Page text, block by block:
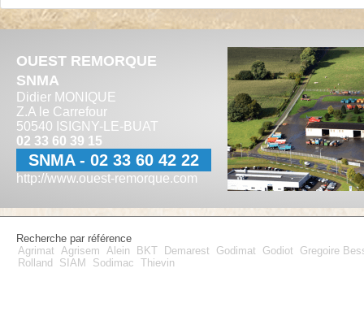
OUEST REMORQUE
SNMA
Didier MONIQUE
Z.A le Carrefour
50540 ISIGNY-LE-BUAT
02 33 60 39 15
SNMA - 02 33 60 42 22
http://www.ouest-remorque.com
Recherche par référence
Agrimat Agrisem Alein BKT Demarest Godimat Godiot Gregoire
Rolland
SIAM Sodimac Thievin